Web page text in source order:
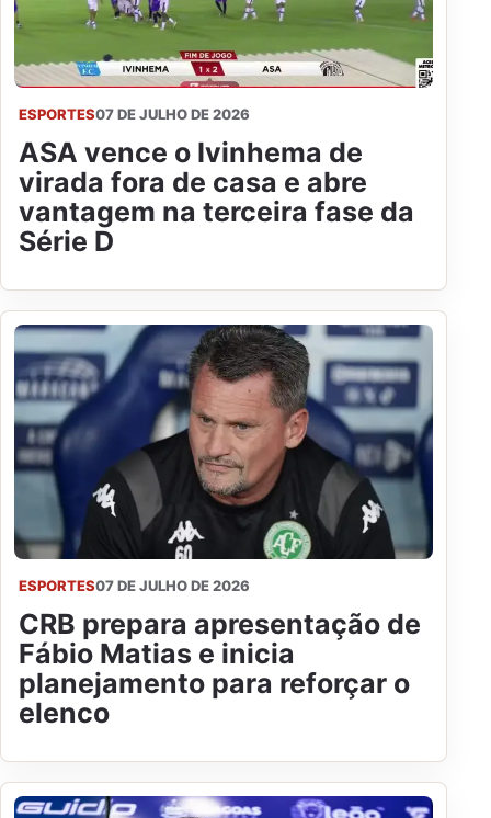
ESPORTES07 DE JULHO DE 2026
ASA vence o Ivinhema de
virada fora de casa e abre
vantagem na terceira fase da
Série D
ESPORTES07 DE JULHO DE 2026
CRB prepara apresentação de
Fábio Matias e inicia
planejamento para reforçar o
elenco